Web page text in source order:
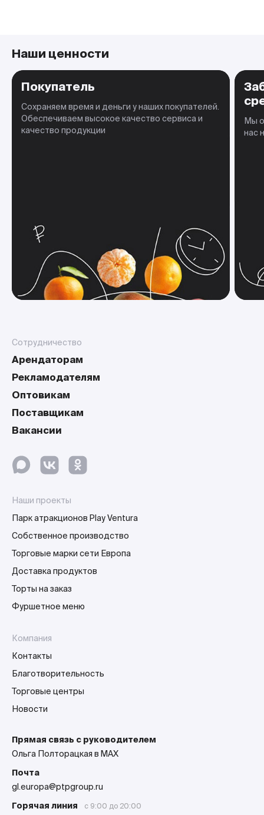
Наши ценности
Покупатель
Сохраняем время и деньги у наших покупателей.
Обеспечиваем высокое качество сервиса и
качество продукции
Мы
нас
Сотрудничество
Арендаторам
Рекламодателям
Оптовикам
Поставщикам
Вакансии
Наши проекты
Парк атракционов Play Ventura
Собственное производство
Торговые марки сети Европа
Доставка продуктов
Торты на заказ
Фуршетное меню
Компания
Контакты
Благотворительность
Торговые центры
Новости
Прямая связь с руководителем
Ольга Полторацкая в MAX
Почта
gl.europa@ptpgroup.ru
Горячая линия
с 9:00 до 20:00